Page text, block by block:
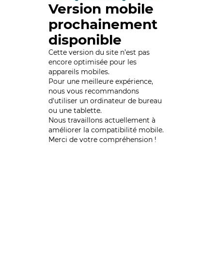
Version mobile
prochainement
disponible
Cette version du site n’est pas
encore optimisée pour les
appareils mobiles.
Pour une meilleure expérience,
nous vous recommandons
d'utiliser un ordinateur de bureau
ou une tablette.
Nous travaillons actuellement à
améliorer la compatibilité mobile.
Merci de votre compréhension !